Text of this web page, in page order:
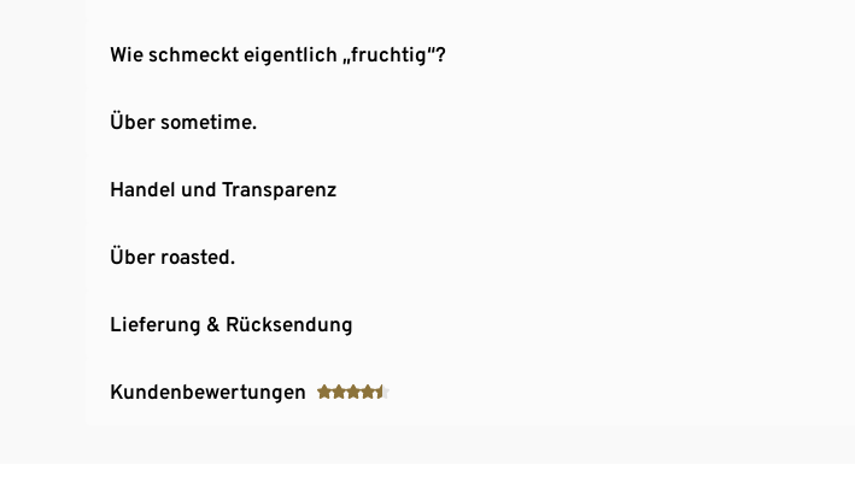
Wie schmeckt eigentlich „fruchtig“?
Über sometime.
Handel und Transparenz
Über roasted.
Lieferung & Rücksendung
Kundenbewertungen